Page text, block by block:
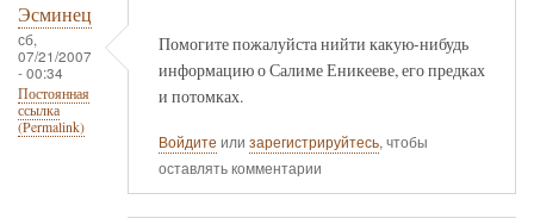
Эсминец
сб,
07/21/2007
- 00:34
Постоянная
ссылка
(Permalink)
Помогите пожалуйста нийти какую-нибудь
информацию о Салиме Еникееве, его предках
и потомках.
Войдите или зарегистрируйтесь, чтобы
оставлять комментарии